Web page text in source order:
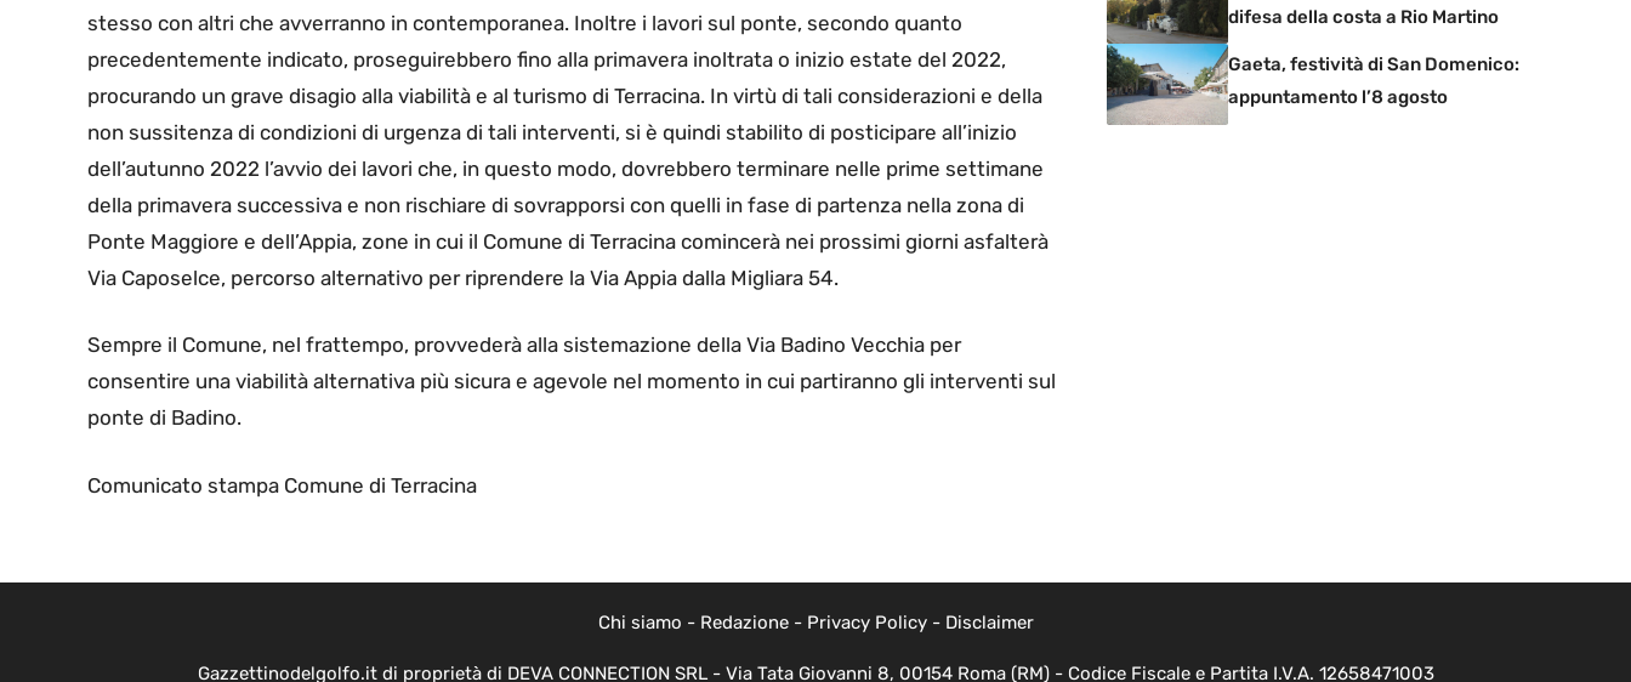
stesso con altri che avverranno in contemporanea. Inoltre i lavori sul ponte, secondo quanto
precedentemente indicato, proseguirebbero fino alla primavera inoltrata o inizio estate del 2022,
procurando un grave disagio alla viabilità e al turismo di Terracina. In virtù di tali considerazioni e della
non sussitenza di condizioni di urgenza di tali interventi, si è quindi stabilito di posticipare all’inizio
dell’autunno 2022 l’avvio dei lavori che, in questo modo, dovrebbero terminare nelle prime settimane
della primavera successiva e non rischiare di sovrapporsi con quelli in fase di partenza nella zona di
Ponte Maggiore e dell’Appia, zone in cui il Comune di Terracina comincerà nei prossimi giorni asfalterà
Via Caposelce, percorso alternativo per riprendere la Via Appia dalla Migliara 54.
Sempre il Comune, nel frattempo, provvederà alla sistemazione della Via Badino Vecchia per
consentire una viabilità alternativa più sicura e agevole nel momento in cui partiranno gli interventi sul
ponte di Badino.
Comunicato stampa Comune di Terracina
difesa della costa a Rio Martino
Gaeta, festività di San Domenico:
appuntamento l’8 agosto
Chi siamo - Redazione- Privacy Policy- Disclaimer
Gazzettinodelgolfo.it di proprietà di DEVA CONNECTION SRL - Via Tata Giovanni 8, 00154 Roma (RM) - Codice Fiscale e Partita I.V.A. 12658471003